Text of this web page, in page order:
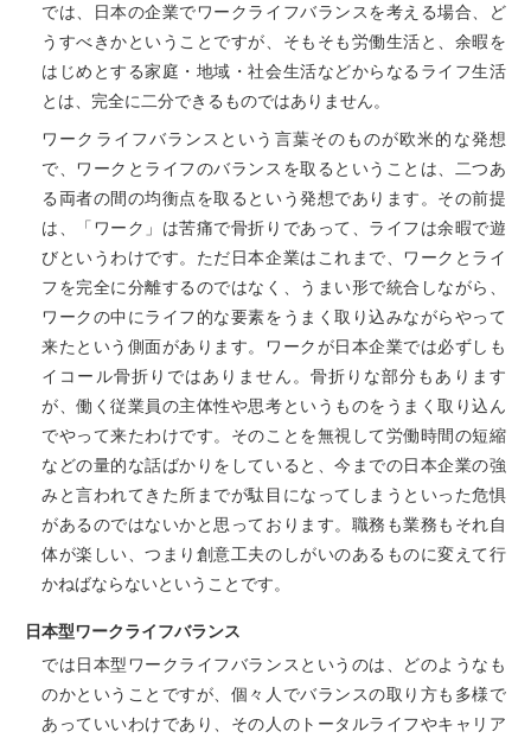
では、日本の企業でワークライフバランスを考える場合、ど
うすべきかということですが、そもそも労働生活と、余暇を
はじめとする家庭・地域・社会生活などからなるライフ生活
とは、完全に二分できるものではありません。
ワークライフバランスという言葉そのものが欧米的な発想
で、ワークとライフのバランスを取るということは、二つあ
る両者の間の均衡点を取るという発想であります。その前提
は、「ワーク」は苦痛で骨折りであって、ライフは余暇で遊
びというわけです。ただ日本企業はこれまで、ワークとライ
フを完全に分離するのではなく、うまい形で統合しながら、
ワークの中にライフ的な要素をうまく取り込みながらやって
来たという側面があります。ワークが日本企業では必ずしも
イコール骨折りではありません。骨折りな部分もあります
が、働く従業員の主体性や思考というものをうまく取り込ん
でやって来たわけです。そのことを無視して労働時間の短縮
などの量的な話ばかりをしていると、今までの日本企業の強
みと言われてきた所までが駄目になってしまうといった危惧
があるのではないかと思っております。職務も業務もそれ自
体が楽しい、つまり創意工夫のしがいのあるものに変えて行
かねばならないということです。
日本型ワークライフバランス
では日本型ワークライフバランスというのは、どのようなも
のかということですが、個々人でバランスの取り方も多様で
あっていいわけであり、その人のトータルライフやキャリア